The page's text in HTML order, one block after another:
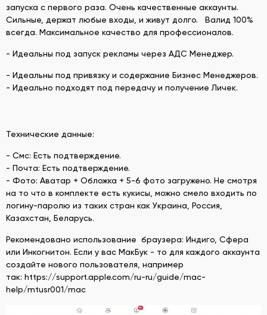
запуска с первого раза. Очень качественные аккаунты.
Сильные, держат любые входы, и живут долго. Валид 100%
всегда. Максимальное качество для профессионалов.
- Идеальны под запуск рекламы через АДС Менеджер.
- Идеальны под привязку и содержание Бизнес Менеджеров.
- Идеально подходят под передачу и получение Личек.
Технические данные:
- Смс: Есть подтверждение.
- Почта: Есть подтверждение.
- Фото: Аватар + Обложка + 5-6 фото загружено. Не смотря
на то что в комплекте есть кукисы, можно смело входить по
логину-паролю из таких стран как Украина, Россия,
Казахстан, Беларусь.
Рекомендовано использование браузера: Индиго, Сфера
или Инкогнитон. Если у вас МакБук - то для каждого аккаунта
создайте нового пользователя, например
так: https://support.apple.com/ru-ru/guide/mac-
help/mtusr001/mac